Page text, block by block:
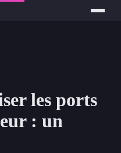
les ports
: un